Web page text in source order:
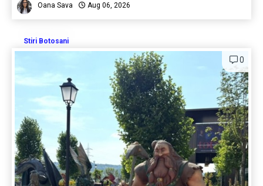
Oana Sava Aug 06, 2026
Stiri Botosani
0